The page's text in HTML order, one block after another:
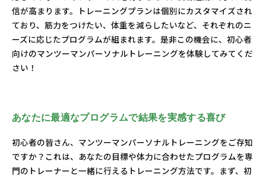
信が高まります。トレーニングプランは個別にカスタマイズされ
ており、筋力をつけたい、体重を減らしたいなど、それぞれのニ
ーズに応じたプログラムが組まれます。是非この機会に、初心者
向けのマンツーマンパーソナルトレーニングを体験してみてくだ
さい！
あなたに最適なプログラムで結果を実感する喜び
初心者の皆さん、マンツーマンパーソナルトレーニングをご存知
ですか？これは、あなたの目標や体力に合わせたプログラムを専
門のトレーナーと一緒に行えるトレーニング方法です。まず、初